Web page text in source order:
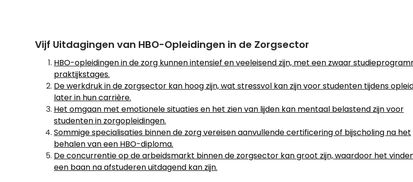
Vijf Uitdagingen van HBO-Opleidingen in de Zorgsector
HBO-opleidingen in de zorg kunnen intensief en veeleisend zijn, met een zwaar
praktijkstages.
De werkdruk in de zorgsector kan hoog zijn, wat stressvol kan zijn voor studenten tijdens
later in hun carrière.
Het omgaan met emotionele situaties en het zien van lijden kan mentaal belastend zijn voor
studenten in zorgopleidingen.
Sommige specialisaties binnen de zorg vereisen aanvullende certificering of bijscholing na het
behalen van een HBO-diploma.
De concurrentie op de arbeidsmarkt binnen de zorgsector kan groot zijn, waardoor het
een baan na afstuderen uitdagend kan zijn.